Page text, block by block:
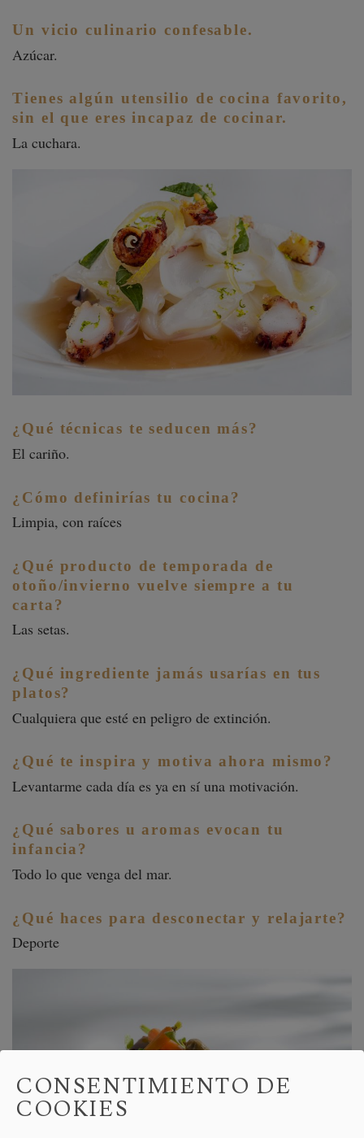
Un vicio culinario confesable.
Azúcar.
Tienes algún utensilio de cocina favorito,
sin el que eres incapaz de cocinar.
La cuchara.
¿Qué técnicas te seducen más?
El cariño.
¿Cómo definirías tu cocina?
Limpia, con raíces
¿Qué producto de temporada de
otoño/invierno vuelve siempre a tu
carta?
Las setas.
¿Qué ingrediente jamás usarías en tus
platos?
Cualquiera que esté en peligro de extinción.
¿Qué te inspira y motiva ahora mismo?
Levantarme cada día es ya en sí una motivación.
¿Qué sabores u aromas evocan tu
infancia?
Todo lo que venga del mar.
¿Qué haces para desconectar y relajarte?
Deporte
CONSENTIMIENTO DE
COOKIES